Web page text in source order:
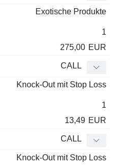
Exotische Produkte
1
275,00 EUR
CALL
Knock-Out mit Stop Loss
1
13,49 EUR
CALL
Knock-Out mit Stop Loss